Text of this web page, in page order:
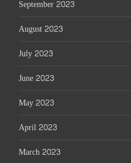
September 2023
August 2023
July 2023
June 2023
May 2023
April 2023
March 2023